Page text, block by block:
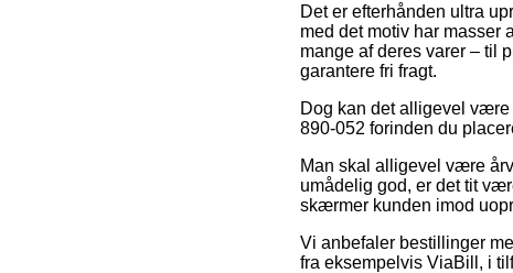
Det er efterhånden ultra
med det motiv har masser
mange af deres varer – til
garantere fri fragt.
Dog kan det alligevel være
890-052 forinden du
Man skal alligevel være
umådelig god, er det tit
skærmer kunden imod
Vi anbefaler bestillinger
fra eksempelvis ViaBill, i